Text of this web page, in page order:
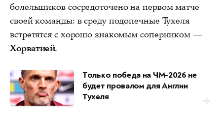
болельщиков сосредоточено на первом матче
своей команды: в среду подопечные Тухеля
встретятся с хорошо знакомым соперником —
Хорватией.
Только победа на ЧМ-2026 не
будет провалом для Англии
Тухеля